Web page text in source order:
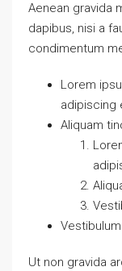
Aenean gravida
dapibus, nisi a
condimentum
Lorem
adipiscing
Aliquam
Ut non gravida